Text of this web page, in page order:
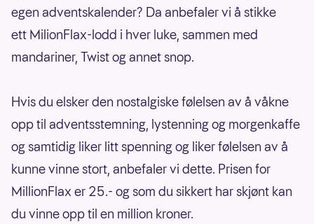
egen adventskalender? Da anbefaler vi å stikke
ett MilionFlax-lodd i hver luke, sammen med
mandariner, Twist og annet snop.
Hvis du elsker den nostalgiske følelsen av å våkne
opp til adventsstemning, lystenning og morgenkaffe
og samtidig liker litt spenning og liker følelsen av å
kunne vinne stort, anbefaler vi dette. Prisen for
MillionFlax er 25.- og som du sikkert har skjønt kan
du vinne opp til en million kroner.